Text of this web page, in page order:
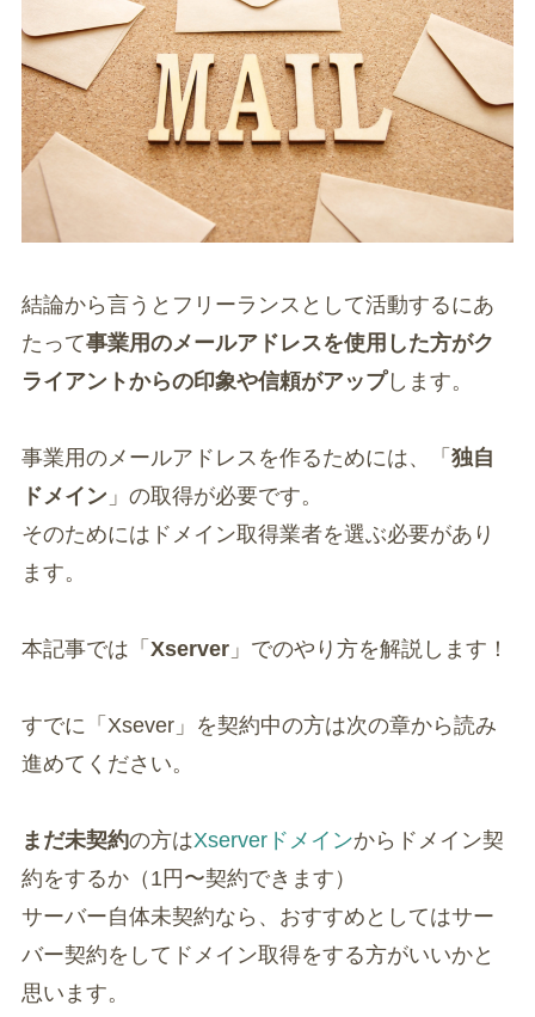
結論から言うとフリーランスとして活動するにあ
たって事業用のメールアドレスを使用した方がク
ライアントからの印象や信頼がアップします。
事業用のメールアドレスを作るためには、「 独自
ドメイン 」の取得が必要です。
そのためにはドメイン取得業者を選ぶ必要があり
ます。
本記事では「 Xserver」でのやり方を解説します！
すでに「Xsever」を契約中の方は次の章から読み
進めてください。
まだ未契約の方はXserverドメインからドメイン契
約をするか（1円〜契約できます）
サーバー自体未契約なら、おすすめとしてはサー
バー契約をしてドメイン取得をする方がいいかと
思います。